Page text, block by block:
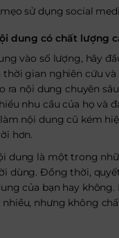
sử dụng social
dung có chất lượng
vào số lượng, hãy
thời gian nghiên cứu
ra nội dung chuyên
nhu cầu của họ và
nội dung cũ kém
hơn.
dung là một trong
dùng. Đồng thời,
của bạn hay không.
nhiều, nhưng không